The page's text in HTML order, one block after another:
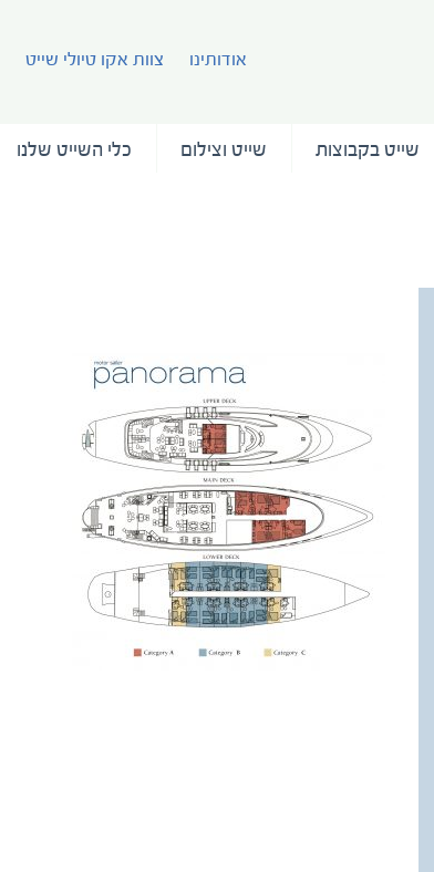
אודותינו צוות אקו טיולי שייט
שייט בקבוצות שייט וצילום כלי השייט שלנו